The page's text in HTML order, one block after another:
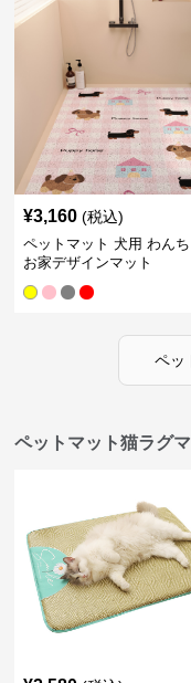
¥3,160 (税込)
ペットマット 犬用 わん
お家デザインマット
ペッ
ペットマット猫ラグ